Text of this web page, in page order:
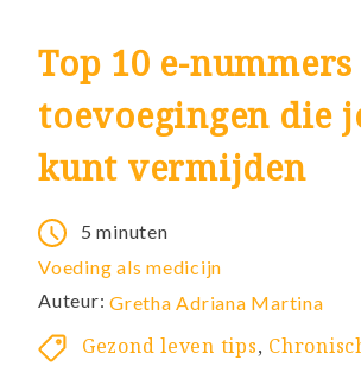
Top 10 e-nummers
toevoegingen die
kunt vermijden
5 minuten
Voeding als medicijn
Auteur: Gretha Adriana Martina
Gezond leven tips,